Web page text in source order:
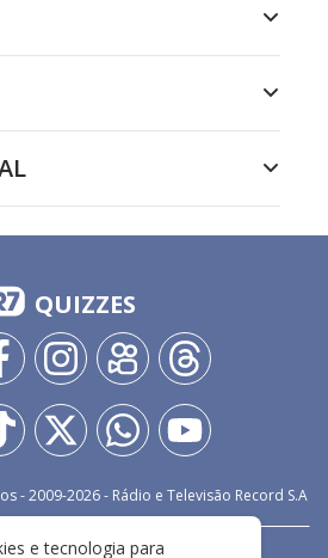
QUIZZES
- 2009-2026- Rádio e Televisão Record S.A
e tecnologia para